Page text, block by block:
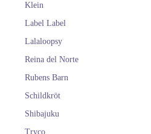
Klein
Label Label
Lalaloopsy
Reina del Norte
Rubens Barn
Schildkröt
Shibajuku
Tryco